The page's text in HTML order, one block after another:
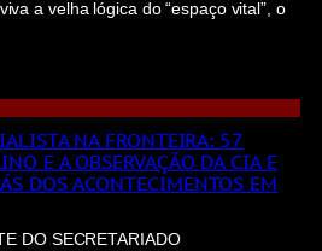
a velha lógica do “espaço vital”, o
NA FRONTEIRA: 57
E A OBSERVAÇÃO DA CIA E
DOS ACONTECIMENTOS EM
DO SECRETARIADO